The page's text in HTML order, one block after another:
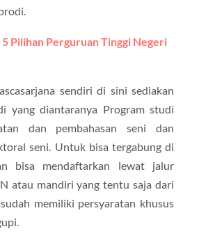
Pilihan Perguruan Tinggi Negeri
sendiri di sini sediakan
yang diantaranya Program studi
dan pembahasan seni dan
seni. Untuk bisa tergabung di
bisa mendaftarkan lewat jalur
atau mandiri yang tentu saja dari
memiliki persyaratan khusus